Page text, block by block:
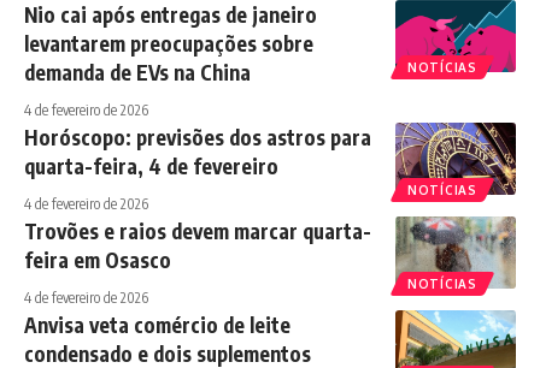
NOTÍCIAS
Nio cai após entregas de janeiro
levantarem preocupações sobre
demanda de EVs na China
4 de fevereiro de 2026
NOTÍCIAS
Horóscopo: previsões dos astros para
quarta-feira, 4 de fevereiro
4 de fevereiro de 2026
NOTÍCIAS
Trovões e raios devem marcar quarta-
feira em Osasco
4 de fevereiro de 2026
Anvisa veta comércio de leite
condensado e dois suplementos